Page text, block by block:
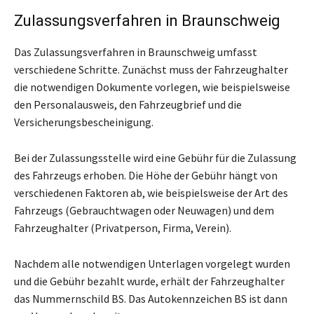
Zulassungsverfahren in Braunschweig
Das Zulassungsverfahren in Braunschweig umfasst
verschiedene Schritte. Zunächst muss der Fahrzeughalter
die notwendigen Dokumente vorlegen, wie beispielsweise
den Personalausweis, den Fahrzeugbrief und die
Versicherungsbescheinigung.
Bei der Zulassungsstelle wird eine Gebühr für die Zulassung
des Fahrzeugs erhoben. Die Höhe der Gebühr hängt von
verschiedenen Faktoren ab, wie beispielsweise der Art des
Fahrzeugs (Gebrauchtwagen oder Neuwagen) und dem
Fahrzeughalter (Privatperson, Firma, Verein).
Nachdem alle notwendigen Unterlagen vorgelegt wurden
und die Gebühr bezahlt wurde, erhält der Fahrzeughalter
das Nummernschild BS. Das Autokennzeichen BS ist dann